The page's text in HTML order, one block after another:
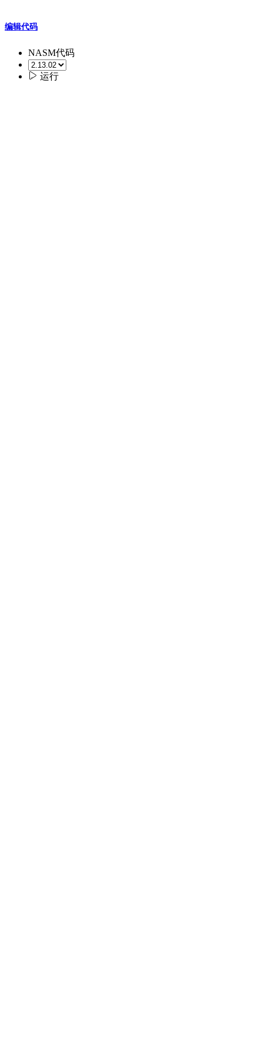
编辑代码
NASM代码
 运行